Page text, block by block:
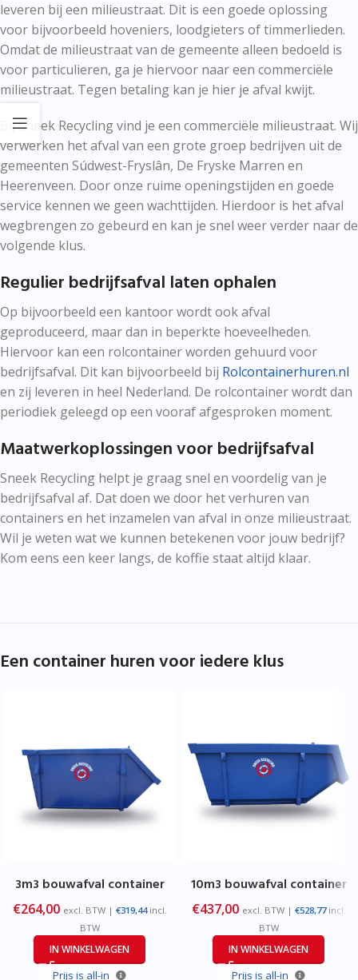
leveren bij een milieustraat. Dit is een goede oplossing
voor bijvoorbeeld hoveniers, loodgieters of timmerlieden.
Omdat de milieustraat van de gemeente alleen bedoeld is
voor particulieren, ga je hiervoor naar een commerciële
milieustraat. Tegen betaling kan je hier je afval kwijt.
Bij Sneek Recycling vind je een commerciële milieustraat. Wij
verwerken het afval van een grote groep bedrijven uit de
gemeenten Súdwest-Fryslân, De Fryske Marren en
Heerenveen. Door onze ruime openingstijden en goede
service kennen we geen wachttijden. Hierdoor is het afval
wegbrengen zo gebeurd en kan je snel weer verder naar de
volgende klus.
Regulier bedrijfsafval laten ophalen
Op bijvoorbeeld een kantoor wordt ook afval
geproduceerd, maar dan in beperkte hoeveelheden.
Hiervoor kan een rolcontainer worden gehuurd voor
bedrijfsafval. Dit kan bijvoorbeeld bij Rolcontainerhuren.nl
en zij leveren in heel Nederland. De rolcontainer wordt dan
periodiek geleegd op een vooraf afgesproken moment.
Maatwerkoplossingen voor bedrijfsafval
Sneek Recycling helpt je graag snel en voordelig van je
bedrijfsafval af. Dat doen we door het verhuren van
containers en het inzamelen van afval in onze milieustraat.
Wil je weten wat we kunnen betekenen voor jouw bedrijf?
Kom eens een keer langs, de koffie staat altijd klaar.
Een container huren voor iedere klus
3m3 bouwafval container
€264,00 excl. BTW | €319,44incl.
BTW
IN WINKELWAGEN
Prijs is all-in
10m3 bouwafval container
€437,00 excl. BTW | €528,77incl.
BTW
IN WINKELWAGEN
Prijs is all-in